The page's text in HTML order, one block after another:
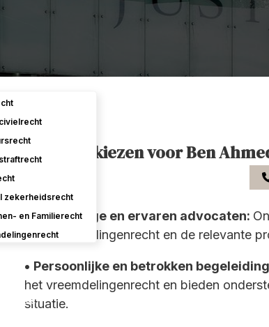
zekerheidsrecht
en Familierecht
Waarom kiezen voor Ben
• Deskundige en ervaren advocaten:
het vreemdelingenrecht en de relevante
• Persoonlijke en betrokken
het vreemdelingenrecht en bieden
situatie.